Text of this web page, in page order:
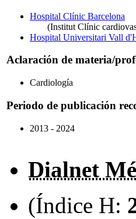
Hospital Clínic Barcelona
(Institut Clínic
Hospital Universitari Vall
Aclaración de materia/
Cardiología
Periodo de publicación
2013 - 2024
Dialnet
(Índice H: